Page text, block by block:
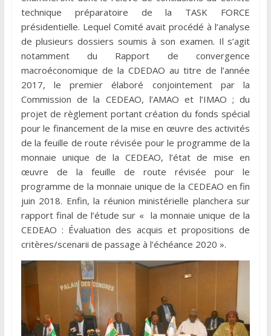
technique préparatoire de la TASK FORCE
présidentielle. Lequel Comité avait procédé à l’analyse
de plusieurs dossiers soumis à son examen. Il s’agit
notamment du Rapport de convergence
macroéconomique de la CDEDAO au titre de l’année
2017, le premier élaboré conjointement par la
Commission de la CEDEAO, l’AMAO et l’IMAO ; du
projet de règlement portant création du fonds spécial
pour le financement de la mise en œuvre des activités
de la feuille de route révisée pour le programme de la
monnaie unique de la CEDEAO, l’état de mise en
œuvre de la feuille de route révisée pour le
programme de la monnaie unique de la CEDEAO en fin
juin 2018. Enfin, la réunion ministérielle planchera sur
rapport final de l’étude sur « la monnaie unique de la
CEDEAO : Évaluation des acquis et propositions de
critères/scenarii de passage à l’échéance 2020 ».